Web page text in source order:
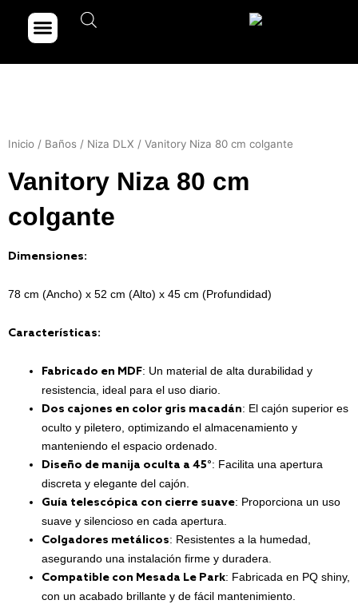
contenido
Menu
Inicio / Baños / Niza DLX / Vanitory Niza 80 cm colgante
Vanitory Niza 80 cm
colgante
Dimensiones:
78 cm (Ancho) x 52 cm (Alto) x 45 cm (Profundidad)
Características:
Fabricado en MDF: Un material de alta durabilidad y
resistencia, ideal para el uso diario.
Dos cajones en color gris macadán: El cajón superior es
oculto y piletero, optimizando el almacenamiento y
manteniendo el espacio ordenado.
Diseño de manija oculta a 45°: Facilita una apertura
discreta y elegante del cajón.
Guía telescópica con cierre suave: Proporciona un uso
suave y silencioso en cada apertura.
Colgadores metálicos: Resistentes a la humedad,
asegurando una instalación firme y duradera.
Compatible con Mesada Le Park: Fabricada en PQ shiny,
con un acabado brillante y de fácil mantenimiento.